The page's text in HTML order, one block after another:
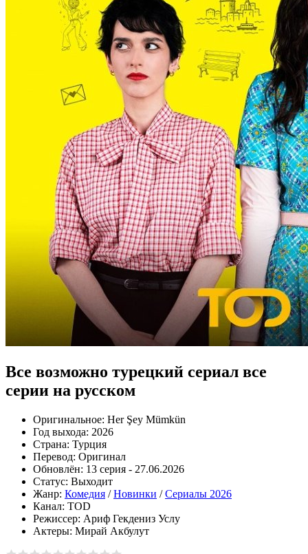
Все возможно турецкий сериал все
серии на русском
Оригинальное: Her Şey Mümkün
Год выхода: 2026
Страна: Турция
Перевод: Оригинал
Обновлён: 13 серия - 27.06.2026
Статус: Выходит
Жанр: Комедия /Новинки /Сериалы 2026
Канал: TOD
Режиссер: Ариф Гекдениз Услу
Актеры: Мирай Акбулут